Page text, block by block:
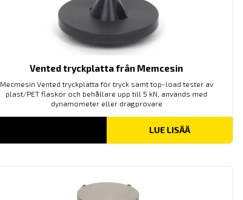
Vented tryckplatta från Memcesin
Mecmesin Vented tryckplatta för tryck samt top-load tester av
plast/PET flaskor och behållare upp till 5 kN, används med
dynamometer eller dragprovare
LUE LISÄÄ